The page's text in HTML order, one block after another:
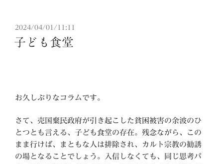
投
稿
日:
2024/04/01/11:11
子ども食堂
お久しぶりなコラムです。
さて、売国棄民政府が引き起こした貧困被害の余波のひ
とつとも言える、子ども食堂の存在。残念ながら、この
まま行けば、まともな人は排除され、カルト宗教の勧誘
の場となることでしょう。入信しなくても、同じ思考パ